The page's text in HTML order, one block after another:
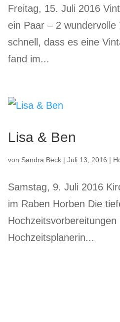
Freitag, 15. Juli 2016
ein Paar – 2
schnell, dass es eine
fand im...
Lisa & Ben
von Sandra Beck |Juli 13, 2016 |
Samstag, 9. Juli 2016
im Raben Horben Die
Hochzeitsplanerin...